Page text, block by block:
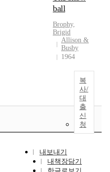
ball
Brophy,
Brigid
Allison &
Busby
1964
복
사/
대
출
신
청
내보내기
내책장담기